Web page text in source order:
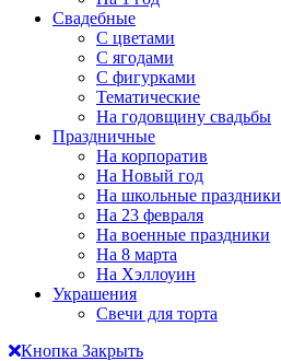
Свадебные
С цветами
С ягодами
С фигурками
Тематические
На годовщину свадьбы
Праздничные
На корпоратив
На Новый год
На школьные праздники
На 23 февраля
На военные праздники
На 8 марта
На Хэллоуин
Украшения
Свечи для торта
Кнопка Закрыть